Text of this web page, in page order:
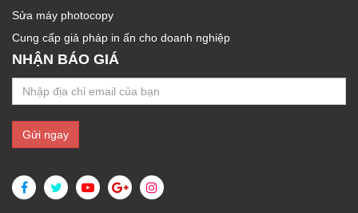
Sửa máy photocopy
Cung cấp giả pháp in ấn cho doanh nghiệp
NHẬN BÁO GIÁ